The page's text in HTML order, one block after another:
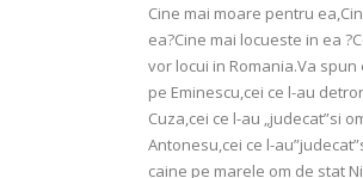
Cine mai moare pentru
ea?Cine mai locueste in ea
vor locui in Romania.Va
pe Eminescu,cei ce l-au
Cuza,cei ce l-au „judecat”si
Antonesu,cei ce l-
caine pe marele om de stat